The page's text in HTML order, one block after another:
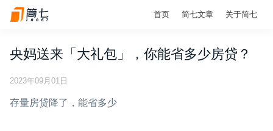
首页 简七文章 关于简七
央妈送来「大礼包」，你能省多少房贷？
2023年09月01日
存量房贷降了，能省多少